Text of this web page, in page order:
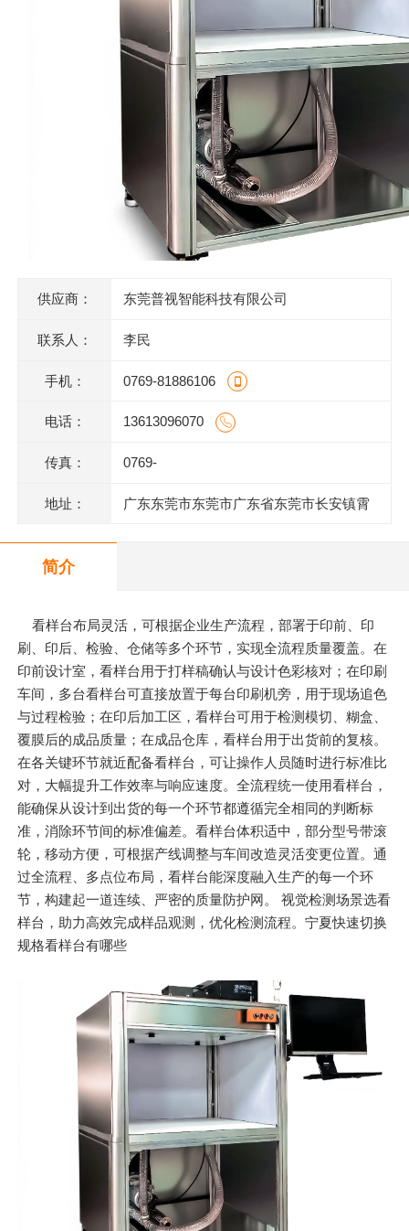
供应商： 东莞普视智能科技有限公司
联系人： 李民
手机： 0769-81886106
电话： 13613096070
传真： 0769-
地址： 广东东莞市东莞市广东省东莞市长安镇霄
简介
看样台布局灵活，可根据企业生产流程，部署于印前、印
刷、印后、检验、仓储等多个环节，实现全流程质量覆盖。在
印前设计室，看样台用于打样稿确认与设计色彩核对；在印刷
车间，多台看样台可直接放置于每台印刷机旁，用于现场追色
与过程检验；在印后加工区，看样台可用于检测模切、糊盒、
覆膜后的成品质量；在成品仓库，看样台用于出货前的复核。
在各关键环节就近配备看样台，可让操作人员随时进行标准比
对，大幅提升工作效率与响应速度。全流程统一使用看样台，
能确保从设计到出货的每一个环节都遵循完全相同的判断标
准，消除环节间的标准偏差。看样台体积适中，部分型号带滚
轮，移动方便，可根据产线调整与车间改造灵活变更位置。通
过全流程、多点位布局，看样台能深度融入生产的每一个环
节，构建起一道连续、严密的质量防护网。 视觉检测场景选看
样台，助力高效完成样品观测，优化检测流程。宁夏快速切换
规格看样台有哪些